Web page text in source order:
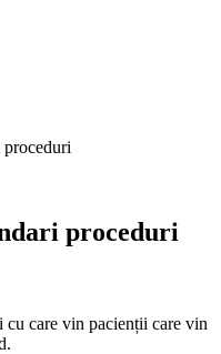
proceduri
proceduri
cu care vin pacienții care vin